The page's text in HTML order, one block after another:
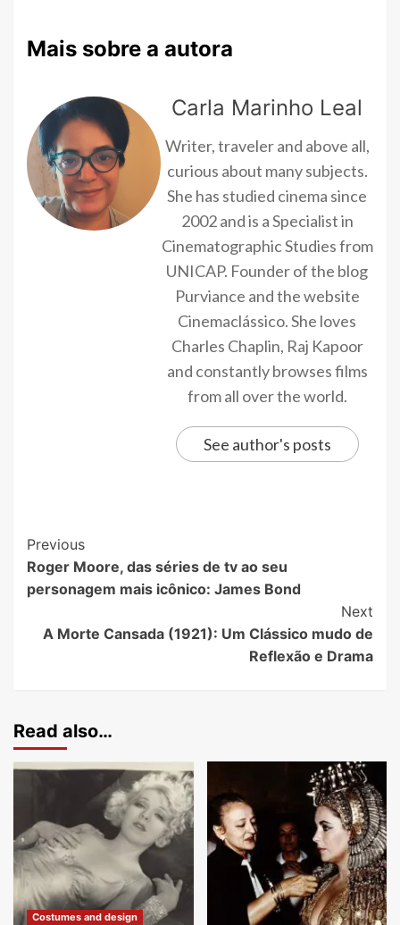
Mais sobre a autora
Carla Marinho Leal
Writer, traveler and above all,
curious about many subjects.
She has studied cinema since
2002 and is a Specialist in
Cinematographic Studies from
UNICAP. Founder of the blog
Purviance and the website
Cinemaclássico. She loves
Charles Chaplin, Raj Kapoor
and constantly browses films
from all over the world.
See author's posts
Previous
Roger Moore, das séries de tv ao seu
personagem mais icônico: James Bond
Next
A Morte Cansada (1921): Um Clássico mudo de
Reflexão e Drama
Read also…
Costumes and design